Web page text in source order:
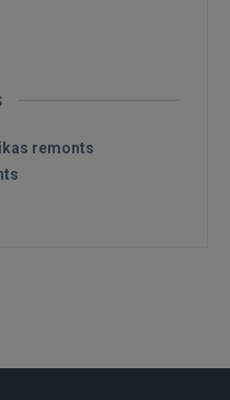
Apple
remonts